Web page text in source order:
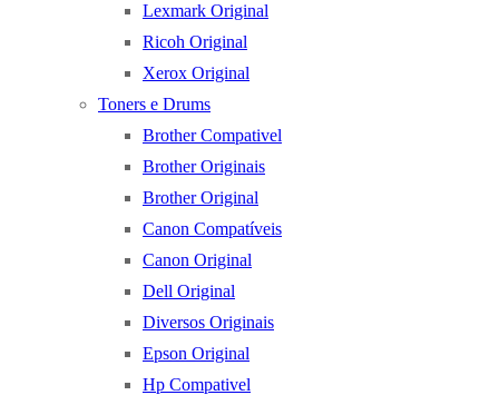
Lexmark Original
Ricoh Original
Xerox Original
Toners e Drums
Brother Compativel
Brother Originais
Brother Original
Canon Compatíveis
Canon Original
Dell Original
Diversos Originais
Epson Original
Hp Compativel